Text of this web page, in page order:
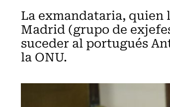
La exmandataria, quien
Madrid (grupo de
suceder al portugués
la ONU.